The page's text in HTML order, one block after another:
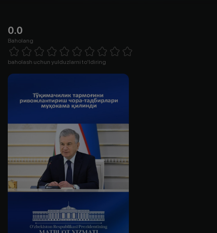
0.0
Baholang
1 Star 2 Stars 3 Stars 4 Stars5 Stars 6 Stars7 Stars8 Stars
baholash uchun yulduzlarni to'ldiring